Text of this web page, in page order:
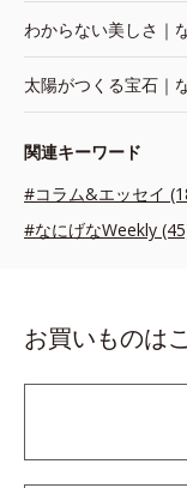
わからない美しさ｜
太陽がつくる宝石｜
関連キーワード
#コラム&エッセイ
#なにげなWeekly
お買いものは